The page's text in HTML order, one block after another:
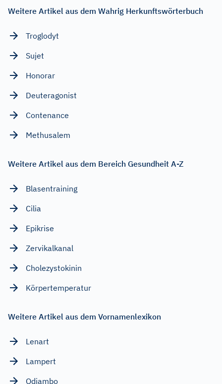
Weitere Artikel aus dem Wahrig Herkunftswörterbuch
Troglodyt
Sujet
Honorar
Deuteragonist
Contenance
Methusalem
Weitere Artikel aus dem Bereich Gesundheit A-Z
Blasentraining
Cilia
Epikrise
Zervikalkanal
Cholezystokinin
Körpertemperatur
Weitere Artikel aus dem Vornamenlexikon
Lenart
Lampert
Odiambo